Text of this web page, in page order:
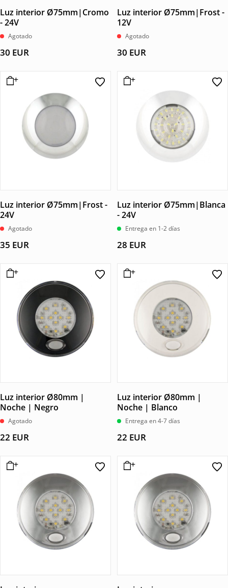
Luz interior Ø75mm|Cromo
- 24V
Agotado
30 EUR
Luz interior Ø75mm|Frost -
12V
Agotado
30 EUR
Luz interior Ø75mm|Frost -
24V
Agotado
35 EUR
Luz interior Ø75mm|Blanca
- 24V
Entrega en 1-2 días
28 EUR
Luz interior Ø80mm |
Noche | Negro
Agotado
22 EUR
Luz interior Ø80mm |
Noche | Blanco
Entrega en 4-7 días
22 EUR